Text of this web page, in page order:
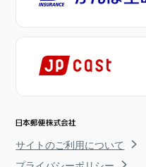
サイトのご利用について